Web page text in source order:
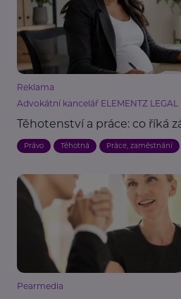
Reklama
Advokátní kancelář ELEMENTZ LEGAL
Těhotenství a práce: co říká
Právo Těhotná Práce, zaměstnání
Pearmedia